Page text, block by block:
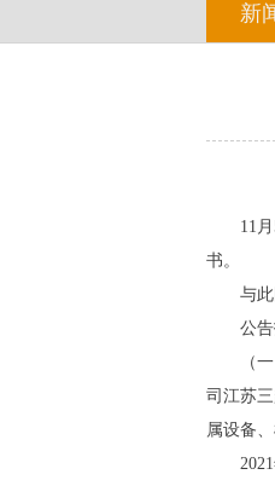
新
11
书。
与
公
（
司江苏
属设备